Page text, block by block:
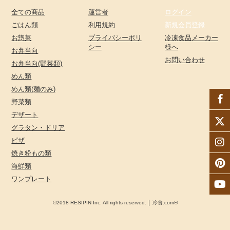
全ての商品
ごはん類
お惣菜
お弁当向
お弁当向(野菜類)
めん類
めん類(麺のみ)
野菜類
デザート
グラタン・ドリア
ピザ
焼き粉もの類
海鮮類
ワンプレート
運営者
利用規約
プライバシーポリ
シー
ログイン
新規会員登録
冷凍食品メーカー
様へ
お問い合わせ
©2018 RESIPIN Inc. All rights reserved. │ 冷食.com®